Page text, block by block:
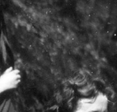
matury S.A.
Gimnazjum i Liceum im.
w Poznaniu
i wicedyrektorzy Szkoły
i wychowankowie
w latach 1939 –
Lista fundatorów posągu patrona
Chór Di